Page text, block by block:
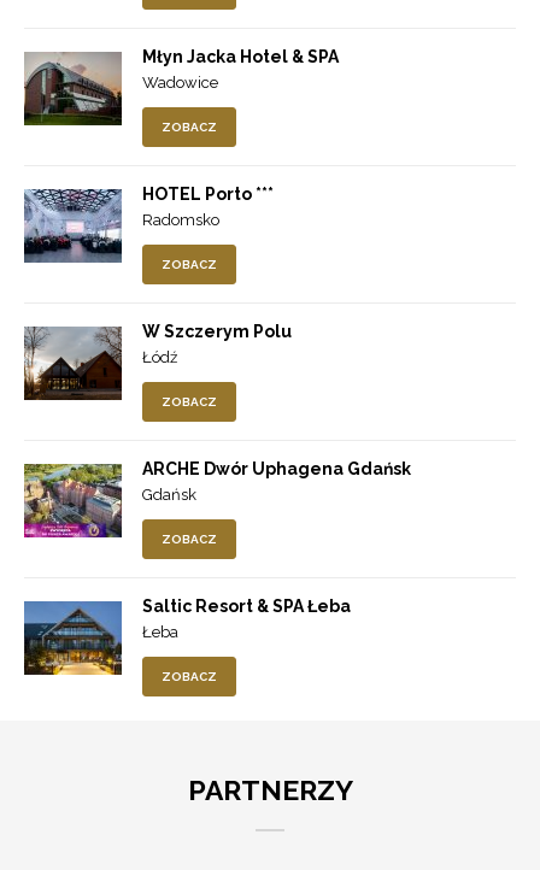
Młyn Jacka Hotel & SPA
Wadowice
ZOBACZ
HOTEL Porto ***
Radomsko
ZOBACZ
W Szczerym Polu
Łódź
ZOBACZ
ARCHE Dwór Uphagena Gdańsk
Gdańsk
ZOBACZ
Saltic Resort & SPA Łeba
Łeba
ZOBACZ
PARTNERZY